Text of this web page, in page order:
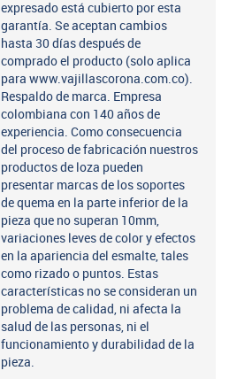
expresado está cubierto por esta
garantía. Se aceptan cambios
hasta 30 días después de
comprado el producto (solo aplica
para www.vajillascorona.com.co).
Respaldo de marca. Empresa
colombiana con 140 años de
experiencia. Como consecuencia
del proceso de fabricación nuestros
productos de loza pueden
presentar marcas de los soportes
de quema en la parte inferior de la
pieza que no superan 10mm,
variaciones leves de color y efectos
en la apariencia del esmalte, tales
como rizado o puntos. Estas
características no se consideran un
problema de calidad, ni afecta la
salud de las personas, ni el
funcionamiento y durabilidad de la
pieza.